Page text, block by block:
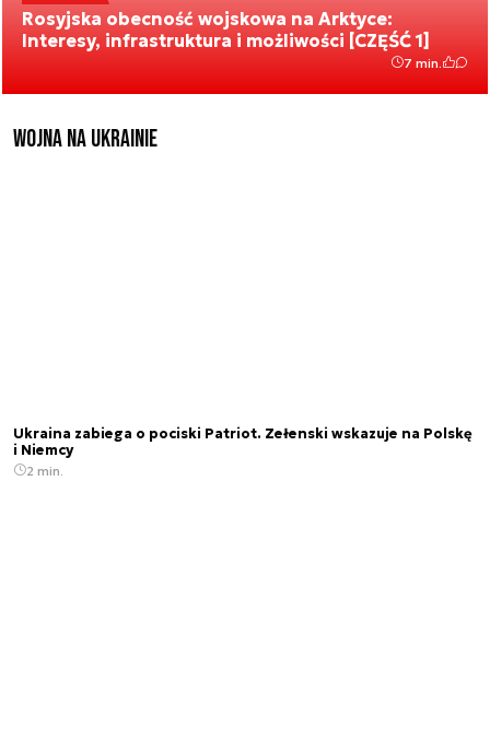
Rosyjska obecność wojskowa na Arktyce:
Interesy, infrastruktura i możliwości [CZĘŚĆ 1]
7 min.
Wojna na Ukrainie
Ukraina zabiega o pociski Patriot. Zełenski wskazuje na Polskę
i Niemcy
2 min.